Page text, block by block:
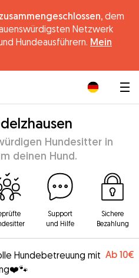
dem
Netzwerk
Hundeausführern. Mein
Hundesitter in
deinen Hund.
Support
und Hilfe
Sichere
Bezahlung
Hundebetreuung mit Ab 10€